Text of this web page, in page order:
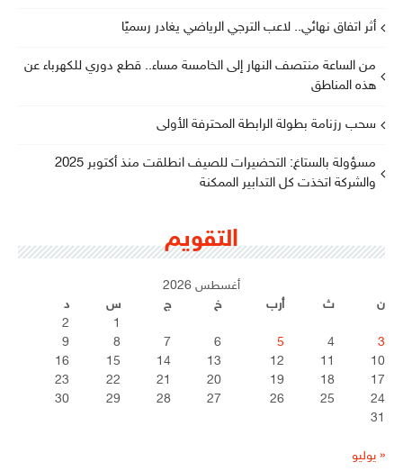
أثر اتفاق نهائي.. لاعب الترجي الرياضي يغادر رسميًا
من الساعة منتصف النهار إلى الخامسة مساء.. قطع دوري للكهرباء عن
هذه المناطق
سحب رزنامة بطولة الرابطة المحترفة الأولى
مسؤولة بالستاغ: التحضيرات للصيف انطلقت منذ أكتوبر 2025
والشركة اتخذت كل التدابير الممكنة
التقويم
أغسطس 2026
ن
ث أرب خ ج س
د
1
2
3
4
5
6
7
8
9
10
11
12
13
14
15
16
17
18
19
20
21
22
23
24
25
26
27
28
29
30
31
« يوليو